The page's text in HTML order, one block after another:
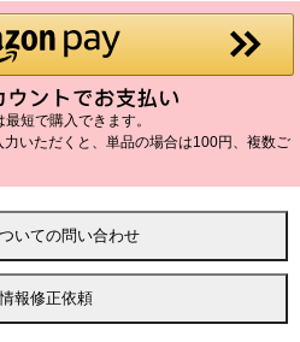
短で購入できます。
いただくと、単品の場合は100円、複数ご